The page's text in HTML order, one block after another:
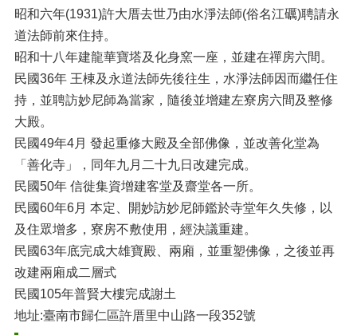
昭和六年(1931)許大厝去世乃由水淨法師(俗名江礪)聘請永
道法師前來住持。
昭和十八年建龍華寶塔及化身窯一座，並建在禪房六間。
民國36年 王棟及永道法師先後往生，水淨法師因而繼任住
持，並聘訪妙尼師為當家，隨後並增建左寮房六間及整修
大殿。
民國49年4月 發起重修大殿及全部佛像，並改善化堂為
「善化寺」，同年九月二十九日改建完成。
民國50年 信徙集資增建客堂及齋堂各一所。
民國60年6月 本定、開妙訪妙尼師鑑於寺堂年久失修，以
及住眾增多，寮房不敷使用，經決議重建。
民國63年底完成大雄寶殿、兩廂，並重塑佛像，之後並再
改建兩廂成二層式
民國105年普賢大樓完成謝土
地址:臺南市歸仁區許厝里中山路一段352號